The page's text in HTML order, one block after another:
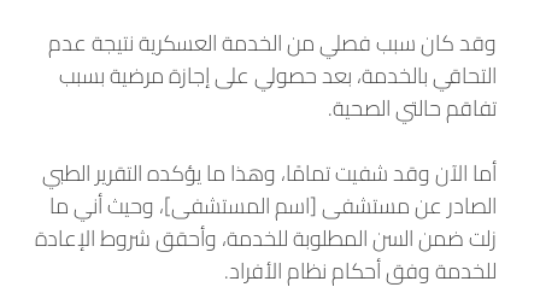
وقد كان سبب فصلي من الخدمة العسكرية نتيجة عدم
التحاقي بالخدمة، بعد حصولي على إجازة مرضية بسبب
تفاقم حالتي الصحية.
أما الآن وقد شفيت تمامًا، وهذا ما يؤكده التقرير الطبي
الصادر عن مستشفى [اسم المستشفى]، وحيث أني ما
زلت ضمن السن المطلوبة للخدمة، وأحقق شروط الإعادة
للخدمة وفق أحكام نظام الأفراد.